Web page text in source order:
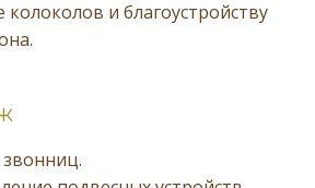
колоколов и благоустройству